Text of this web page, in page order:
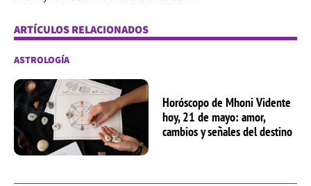
ARTÍCULOS RELACIONADOS
ASTROLOGÍA
Horóscopo de Mhoni Vidente
hoy, 21 de mayo: amor,
cambios y señales del destino